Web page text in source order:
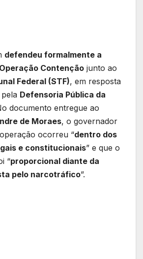
defendeu formalmente a
Contenção junto ao
Federal (STF), em resposta
Defensoria Pública da
documento entregue ao
de Moraes, o governador
ocorreu “dentro dos
e constitucionais” e que o
“proporcional diante da
pelo narcotráfico”.